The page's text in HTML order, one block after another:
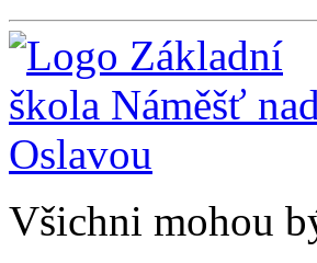
Všichni mohou